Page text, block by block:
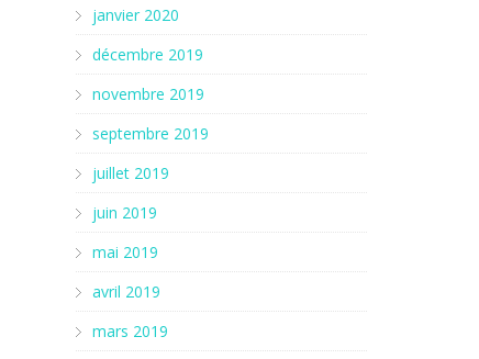
janvier 2020
décembre 2019
novembre 2019
septembre 2019
juillet 2019
juin 2019
mai 2019
avril 2019
mars 2019